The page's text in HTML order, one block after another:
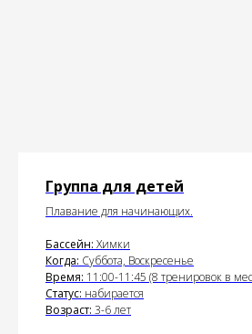
Группа для детей
Плавание для начинающих.
Бассейн: Химки
Когда: Суббота, Воскресенье
Время: 11:00-11:45 (8 тренировок в
Статус: набирается
Возраст: 3-6 лет